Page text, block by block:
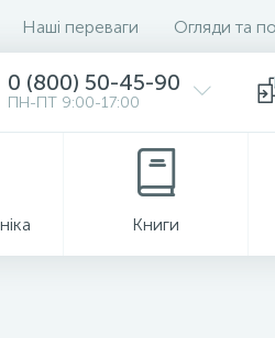
Наші переваги Огляди та
0 (800) 50-45-90
ПН-ПТ 9:00-17:00
Книги